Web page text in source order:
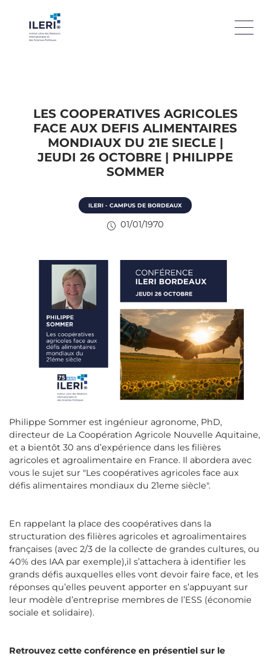
LES COOPERATIVES AGRICOLES
FACE AUX DEFIS ALIMENTAIRES
MONDIAUX DU 21E SIECLE |
JEUDI 26 OCTOBRE | PHILIPPE
SOMMER
ILERI - CAMPUS DE BORDEAUX
01/01/1970
Philippe Sommer est ingénieur agronome, PhD,
directeur de La Coopération Agricole Nouvelle Aquitaine,
et a bientôt 30 ans d’expérience dans les filières
agricoles et agroalimentaire en France. Il abordera avec
vous le sujet sur "Les coopératives agricoles face aux
défis alimentaires mondiaux du 21eme siècle".
En rappelant la place des coopératives dans la
structuration des filières agricoles et agroalimentaires
françaises (avec 2/3 de la collecte de grandes cultures, ou
40% des IAA par exemple),il s’attachera à identifier les
grands défis auxquelles elles vont devoir faire face, et les
réponses qu’elles peuvent apporter en s’appuyant sur
leur modèle d’entreprise membres de l’ESS (économie
sociale et solidaire).
Retrouvez cette conférence en présentiel sur le